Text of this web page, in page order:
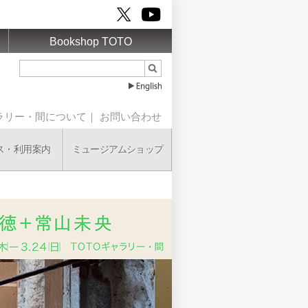
Bookshop TOTO
リー・間について お問い合わせ
・利用案内 ミュージアムショップ